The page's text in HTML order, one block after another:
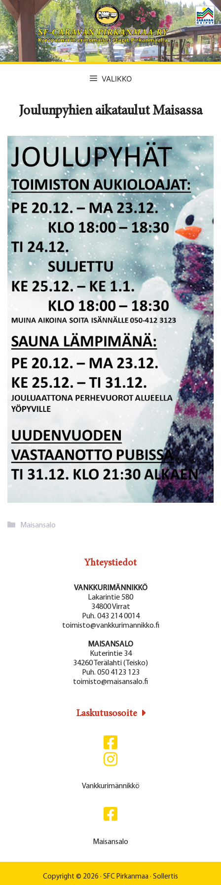
Siirry
sisältöön
VALIKKO
Joulunpyhien aikataulut Maisassa
Kategoriat
Maisansalo
Yhteystiedot
VANKKURIMÄNNIKKÖ
Lakarintie 580
34800 Virrat
Puh. 043 214 0014
toimisto@vankkurimannikko.fi
MAISANSALO
Kuterintie 34
34260 Terälahti (Teisko)
Puh. 050 4123 123
toimisto@maisansalo.fi
Laskutusosoite
Vankkurimännikkö
Maisansalo
Copyright © 2026 · SFC Pirkanmaa · Sollertis